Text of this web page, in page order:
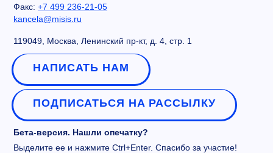
Факс: +7 499 236-21-05
kancela@misis.ru
119049, Москва, Ленинский пр-кт, д. 4, стр. 1
НАПИСАТЬ НАМ
ПОДПИСАТЬСЯ НА РАССЫЛКУ
Бета-версия. Нашли опечатку?
Выделите ее и нажмите Ctrl+Enter. Спасибо за участие!